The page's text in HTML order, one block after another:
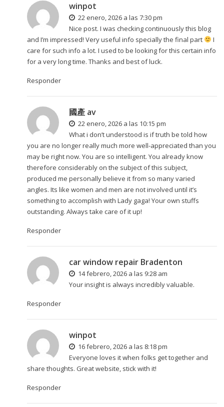
winpot
22 enero, 2026 a las 7:30 pm
Nice post. I was checking continuously this blog
and I’m impressed! Very useful info specially the final part
I
care for such info a lot. I used to be looking for this certain info
for a very long time. Thanks and best of luck.
Responder
國產 av
22 enero, 2026 a las 10:15 pm
What i don’t understood is if truth be told how
you are no longer really much more well-appreciated than you
may be right now. You are so intelligent. You already know
therefore considerably on the subject of this subject,
produced me personally believe it from so many varied
angles. Its like women and men are not involved until it’s
something to accomplish with Lady gaga! Your own stuffs
outstanding. Always take care of it up!
Responder
car window repair Bradenton
14 febrero, 2026 a las 9:28 am
Your insight is always incredibly valuable.
Responder
winpot
16 febrero, 2026 a las 8:18 pm
Everyone loves it when folks get together and
share thoughts. Great website, stick with it!
Responder